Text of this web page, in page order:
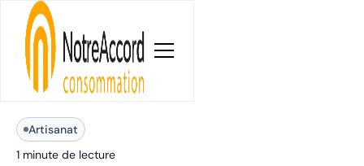
Blog
Artisanat
1 minute de lecture